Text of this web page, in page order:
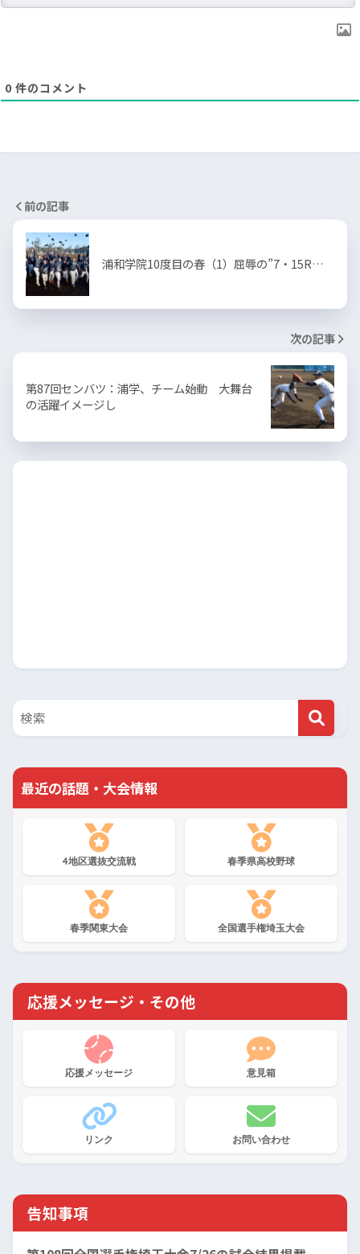
0 件のコメント
前の記事
浦和学院10度目の春（1）屈辱の”7・15R…
次の記事
第87回センバツ：浦学、チーム始動 大舞台
の活躍イメージし
最近の話題・大会情報
4地区選抜交流戦 春季県高校野球
春季関東大会 全国選手権埼玉大会
応援メッセージ・その他
応援メッセージ 意見箱
リンク お問い合わせ
告知事項